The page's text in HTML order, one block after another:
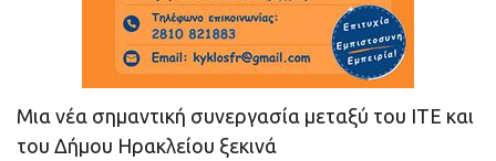
Μια νέα σημαντική συνεργασία μεταξύ του ΙΤΕ και
του Δήμου Ηρακλείου ξεκινά